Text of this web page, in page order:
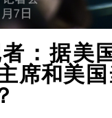
：据美
席和美